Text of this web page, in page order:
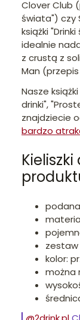
Clover Club
świata") czy
książki
idealnie
z crustą z
Man
Nasze
drinki",
znajdziecie
bardzo
zestaw
kolor:
można